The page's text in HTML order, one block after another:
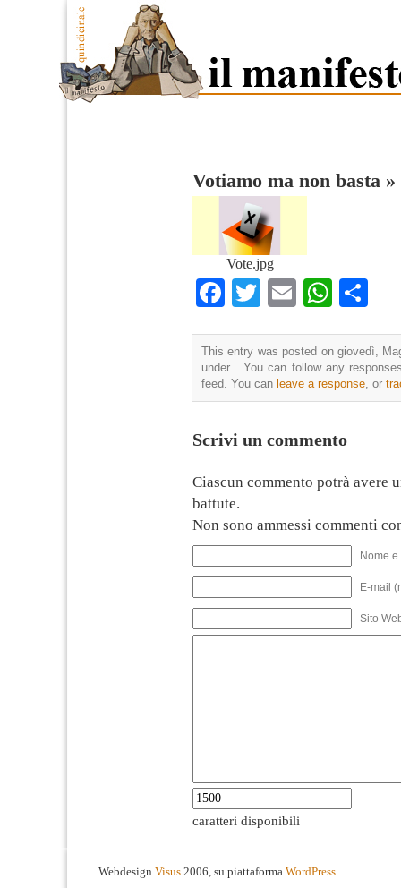
Votiamo ma non basta »
Vote.jpg
Facebook
TwitterEmail
This entry was posted on giovedì,
under . You can follow any
feed. You can leave a response, or
Scrivi un commento
Ciascun commento potrà avere
battute.
Non sono ammessi commenti
Nome
E-mail
Sito
caratteri disponibili
Webdesign Visus 2006, su piattaforma WordPress